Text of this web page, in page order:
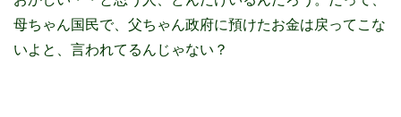
母ちゃん国民で、父ちゃん政府に預けたお金は戻ってこな
いよと、言われてるんじゃない？